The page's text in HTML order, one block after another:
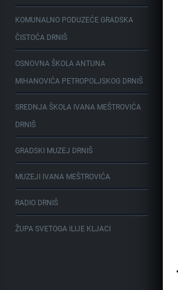
KOMUNALNO PODUZEĆE GRADSKA
ČISTOĆA DRNIŠ
OSNOVNA ŠKOLA ANTUNA
MIHANOVIĆA PETROPOLJSKOG DRNIŠ
SREDNJA ŠKOLA IVANA MEŠTROVIĆA
DRNIŠ
GRADSKI MUZEJ DRNIŠ
MUZEJI IVANA MEŠTROVIĆA
RADIO DRNIŠ
ŽUPA SVETOGA ILIJE KLJACI